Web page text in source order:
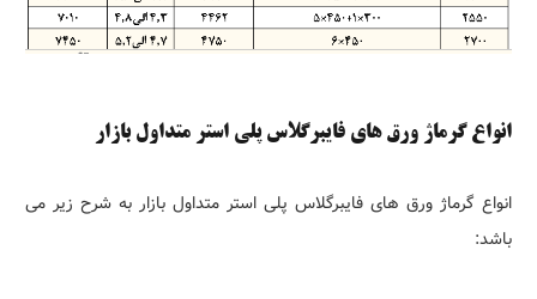
انواع گرماژ ورق های فایبرگلاس پلی استر متداول بازار
انواع گرماژ ورق های فایبرگلاس پلی استر متداول بازار به شرح زیر می
باشد: